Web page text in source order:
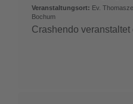
Veranstaltungsort: Ev.
Bochum
Crashendo